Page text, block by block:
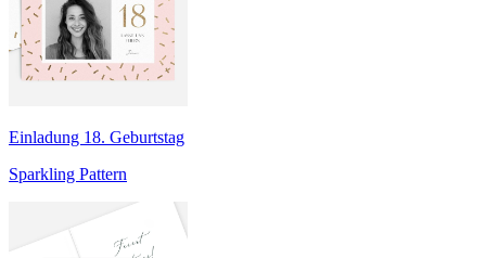
Einladung 18. Geburtstag
Sparkling Pattern